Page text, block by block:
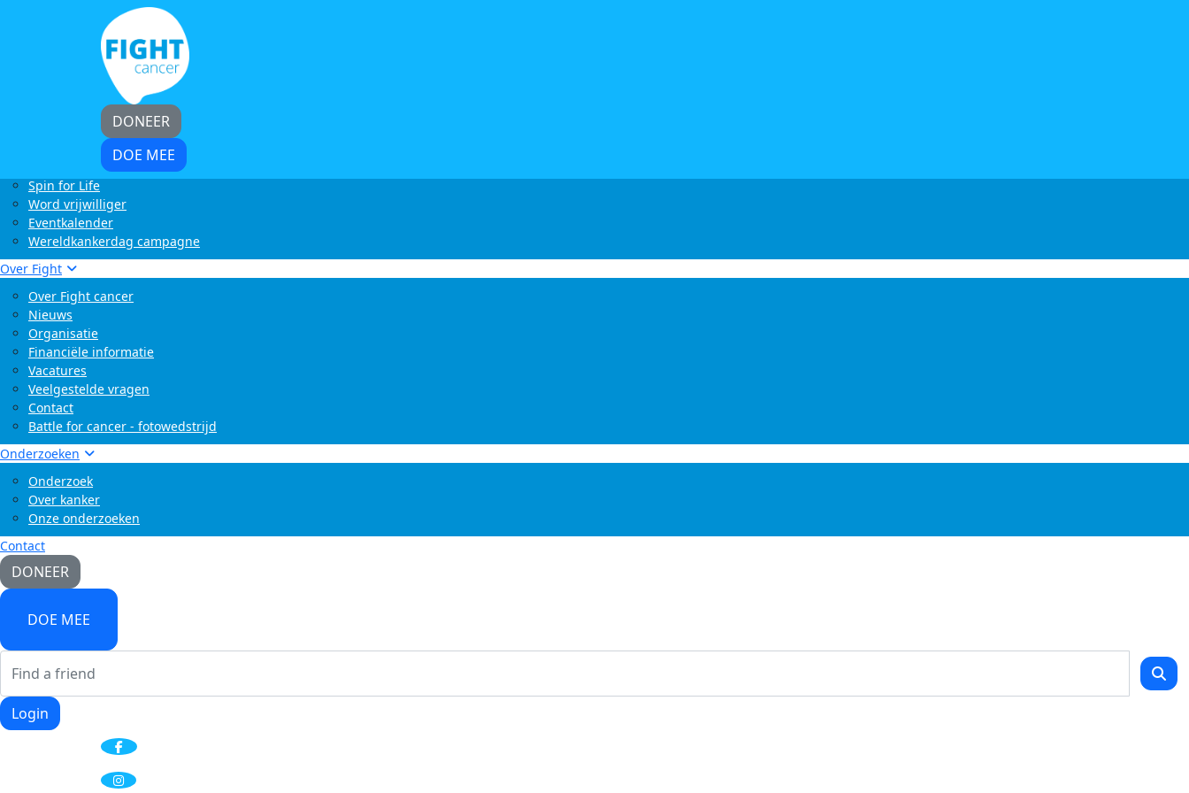
Start zelf een actie
Light at Night Walk
Rollercoaster Run
Swim to Fight Cancer
Buffelrun X Fight cancer
Tocht om de Noord
Spin for Life
Word vrijwilliger
Eventkalender
Wereldkankerdag campagne
Over Fight
Over Fight cancer
Nieuws
Organisatie
Financiële informatie
Vacatures
Veelgestelde vragen
Contact
Battle for cancer - fotowedstrijd
Onderzoeken
Onderzoek
Over kanker
Onze onderzoeken
Contact
DONEER
DOE MEE
Login
DONEER
DOE MEE